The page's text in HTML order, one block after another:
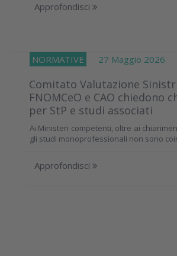
Approfondisci
NORMATIVE 27 Maggio 2026
Comitato Valutazione
FNOMCeO e CAO chiedono
per StP e studi associati
Ai Ministeri competenti, oltre ai
gli studi monoprofessionali non sono
Approfondisci